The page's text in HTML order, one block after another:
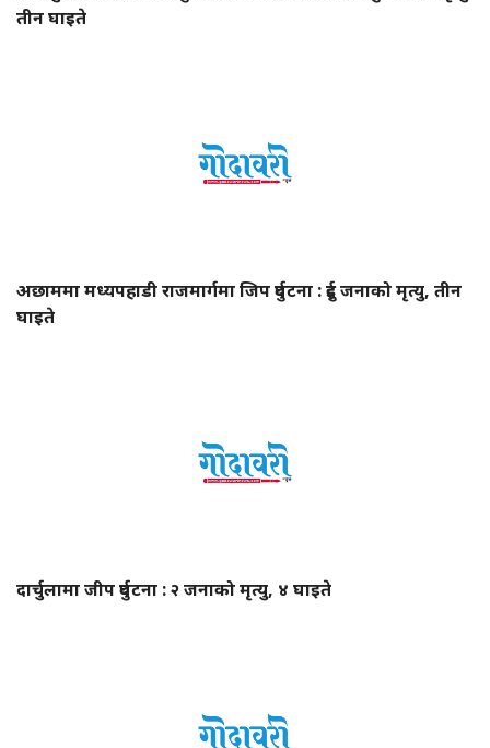
तीन घाइते
अछाममा मध्यपहाडी राजमार्गमा जिप दुर्घटना : दुई जनाको मृत्यु, तीन
घाइते
दार्चुलामा जीप दुर्घटना : २ जनाको मृत्यु, ४ घाइते